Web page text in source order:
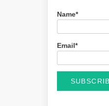
Name*
Email*